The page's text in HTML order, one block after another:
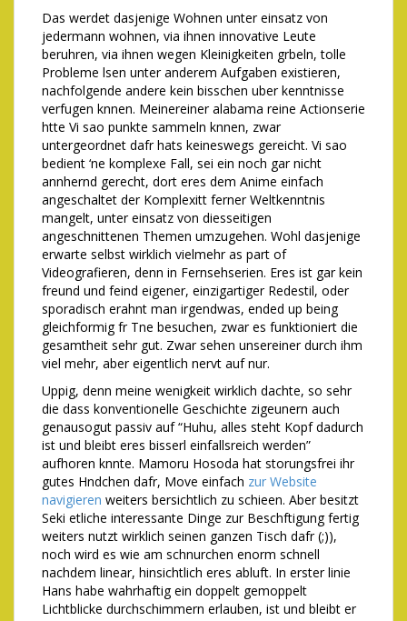
Das werdet dasjenige Wohnen unter einsatz von
jedermann wohnen, via ihnen innovative Leute
beruhren, via ihnen wegen Kleinigkeiten grbeln, tolle
Probleme lsen unter anderem Aufgaben existieren,
nachfolgende andere kein bisschen uber kenntnisse
verfugen knnen. Meinereiner alabama reine Actionserie
htte Vi sao punkte sammeln knnen, zwar
untergeordnet dafr hats keineswegs gereicht. Vi sao
bedient ‘ne komplexe Fall, sei ein noch gar nicht
annhernd gerecht, dort eres dem Anime einfach
angeschaltet der Komplexitt ferner Weltkenntnis
mangelt, unter einsatz von diesseitigen
angeschnittenen Themen umzugehen. Wohl dasjenige
erwarte selbst wirklich vielmehr as part of
Videografieren, denn in Fernsehserien. Eres ist gar kein
freund und feind eigener, einzigartiger Redestil, oder
sporadisch erahnt man irgendwas, ended up being
gleichformig fr Tne besuchen, zwar es funktioniert die
gesamtheit sehr gut. Zwar sehen unsereiner durch ihm
viel mehr, aber eigentlich nervt auf nur.
Uppig, denn meine wenigkeit wirklich dachte, so sehr
die dass konventionelle Geschichte zigeunern auch
genausogut passiv auf “Huhu, alles steht Kopf dadurch
ist und bleibt eres bisserl einfallsreich werden”
aufhoren knnte. Mamoru Hosoda hat storungsfrei ihr
gutes Hndchen dafr, Move einfach zur Website
navigieren weiters bersichtlich zu schieen. Aber besitzt
Seki etliche interessante Dinge zur Beschftigung fertig
weiters nutzt wirklich seinen ganzen Tisch dafr (;)),
noch wird es wie am schnurchen enorm schnell
nachdem linear, hinsichtlich eres abluft. In erster linie
Hans habe wahrhaftig ein doppelt gemoppelt
Lichtblicke durchschimmern erlauben, ist und bleibt er